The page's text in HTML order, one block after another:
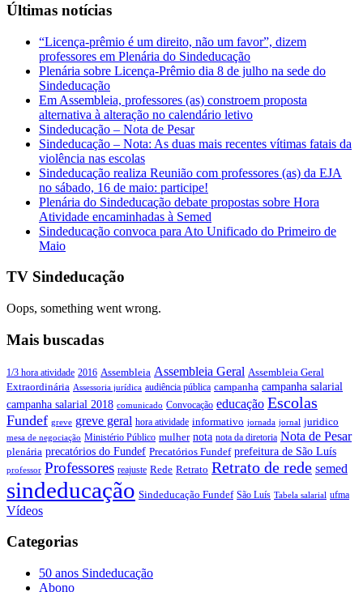
Últimas notícias
“Licença-prêmio é um direito, não um favor”, dizem
professores em Plenária do Sindeducação
Plenária sobre Licença-Prêmio dia 8 de julho na sede do
Sindeducação
Em Assembleia, professores (as) constroem proposta
alternativa à alteração no calendário letivo
Sindeducação – Nota de Pesar
Sindeducação – Nota: As duas mais recentes vítimas fatais da
violência nas escolas
Sindeducação realiza Reunião com professores (as) da EJA
no sábado, 16 de maio: participe!
Plenária do Sindeducação debate propostas sobre Hora
Atividade encaminhadas à Semed
Sindeducação convoca para Ato Unificado do Primeiro de
Maio
TV Sindeducação
Oops, something went wrong.
Mais buscadas
1/3 hora atividade 2016 Assembleia Assembleia Geral Assembleia Geral
Extraordinária Assessoria jurídica audiência pública campanha campanha salarial
campanha salarial 2018 comunicado Convocação educação Escolas
Fundef greve greve geral hora atividade informativo jornada jornal juridico
mesa de negociação Ministério Público mulher nota nota da diretoria Nota de Pesar
plenária precatórios do Fundef Precatórios Fundef prefeitura de São Luís
professor Professores reajuste Rede Retrato Retrato de rede semed
sindeducação Sindeducação Fundef São Luís Tabela salarial ufma
Vídeos
Categorias
50 anos Sindeducação
Abono